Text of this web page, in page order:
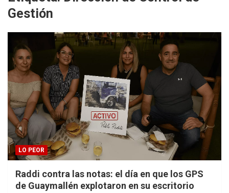
Gestión
LO PEOR
Raddi contra las notas: el día en que los GPS
de Guaymallén explotaron en su escritorio